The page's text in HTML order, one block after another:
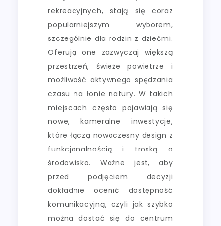
rekreacyjnych, stają się coraz
popularniejszym wyborem,
szczególnie dla rodzin z dziećmi.
Oferują one zazwyczaj większą
przestrzeń, świeże powietrze i
możliwość aktywnego spędzania
czasu na łonie natury. W takich
miejscach często pojawiają się
nowe, kameralne inwestycje,
które łączą nowoczesny design z
funkcjonalnością i troską o
środowisko. Ważne jest, aby
przed podjęciem decyzji
dokładnie ocenić dostępność
komunikacyjną, czyli jak szybko
można dostać się do centrum